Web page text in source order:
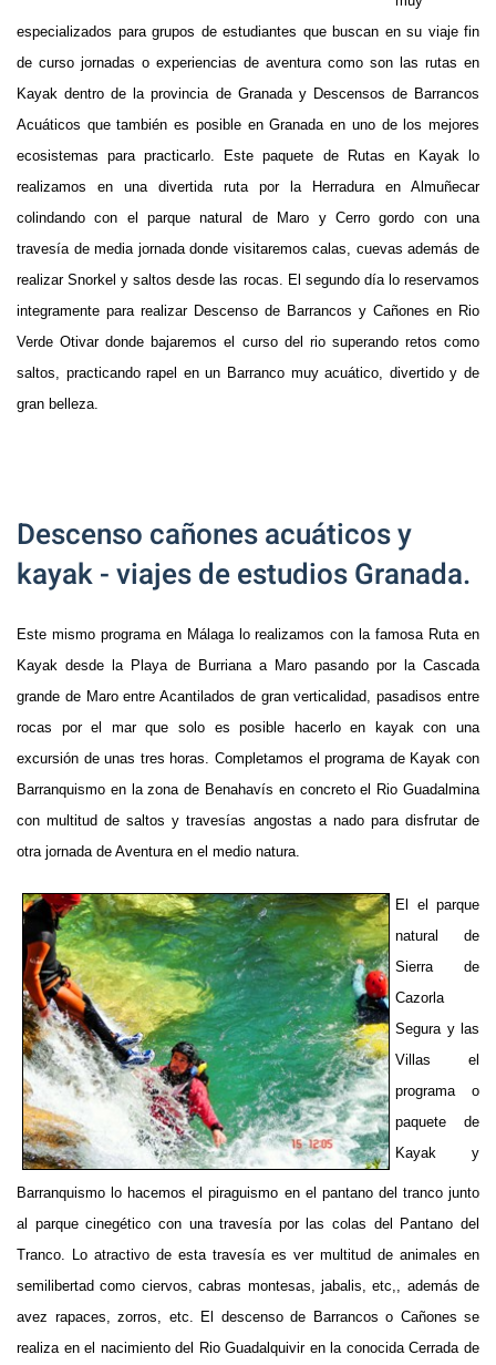
especializados para grupos de estudiantes que buscan en su viaje fin
de curso jornadas o experiencias de aventura como son las rutas en
Kayak dentro de la provincia de Granada y Descensos de Barrancos
Acuáticos que también es posible en Granada en uno de los mejores
ecosistemas para practicarlo. Este paquete de Rutas en Kayak lo
realizamos en una divertida ruta por la Herradura en Almuñecar
colindando con el parque natural de Maro y Cerro gordo con una
travesía de media jornada donde visitaremos calas, cuevas además de
realizar Snorkel y saltos desde las rocas. El segundo día lo reservamos
integramente para realizar Descenso de Barrancos y Cañones en Rio
Verde Otivar donde bajaremos el curso del rio superando retos como
saltos, practicando rapel en un Barranco muy acuático, divertido y de
gran belleza.
Descenso cañones acuáticos y
kayak - viajes de estudios Granada.
Este mismo programa en Málaga lo realizamos con la famosa Ruta en
Kayak desde la Playa de Burriana a Maro pasando por la Cascada
grande de Maro entre Acantilados de gran verticalidad, pasadisos entre
rocas por el mar que solo es posible hacerlo en kayak con una
excursión de unas tres horas. Completamos el programa de Kayak con
Barranquismo en la zona de Benahavís en concreto el Rio Guadalmina
con multitud de saltos y travesías angostas a nado para disfrutar de
otra jornada de Aventura en el medio natura.
El el parque
natural de
Sierra de
Cazorla
Segura y las
Villas el
programa o
paquete de
Kayak y
Barranquismo lo hacemos el piraguismo en el pantano del tranco junto
al parque cinegético con una travesía por las colas del Pantano del
Tranco. Lo atractivo de esta travesía es ver multitud de animales en
semilibertad como ciervos, cabras montesas, jabalis, etc,, además de
avez rapaces, zorros, etc. El descenso de Barrancos o Cañones se
realiza en el nacimiento del Rio Guadalquivir en la conocida Cerrada de